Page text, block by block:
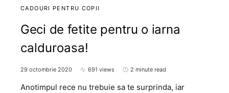
CADOURI PENTRU COPII
Geci de fetite pentru o iarna
calduroasa!
29 octombrie 2020 691 views 2 minute read
Anotimpul rece nu trebuie sa te surprinda, iar